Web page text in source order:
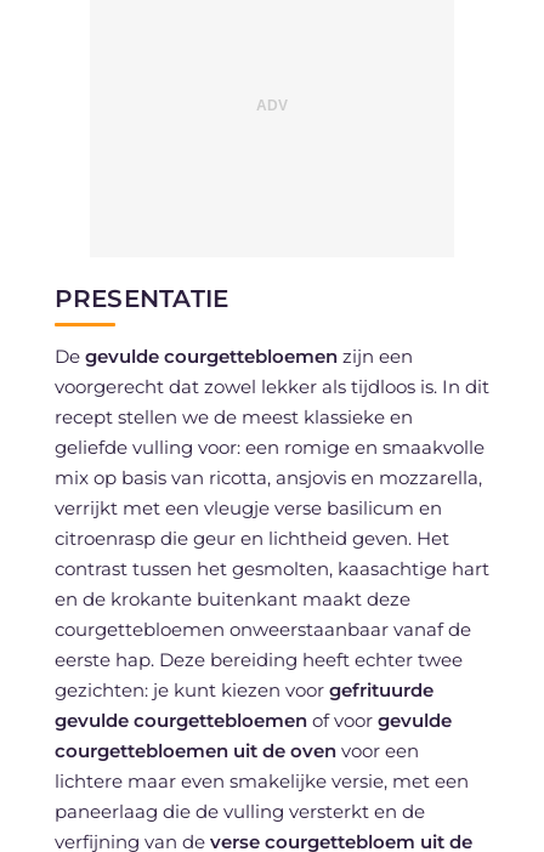
PRESENTATIE
De gevulde courgettebloemenzijn een
voorgerecht dat zowel lekker als tijdloos is. In dit
recept stellen we de meest klassieke en
geliefde vulling voor: een romige en smaakvolle
mix op basis van ricotta, ansjovis en mozzarella,
verrijkt met een vleugje verse basilicum en
citroenrasp die geur en lichtheid geven. Het
contrast tussen het gesmolten, kaasachtige hart
en de krokante buitenkant maakt deze
courgettebloemen onweerstaanbaar vanaf de
eerste hap. Deze bereiding heeft echter twee
gezichten: je kunt kiezen voor gefrituurde
gevulde courgettebloemenof voor gevulde
courgettebloemen uit de ovenvoor een
lichtere maar even smakelijke versie, met een
paneerlaag die de vulling versterkt en de
verfijning van de verse courgettebloem uit de